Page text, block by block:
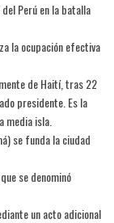
Perú en la batalla
la ocupación efectiva
de Haití, tras 22
presidente. Es la
media isla.
se funda la ciudad
se denominó
un acto adicional